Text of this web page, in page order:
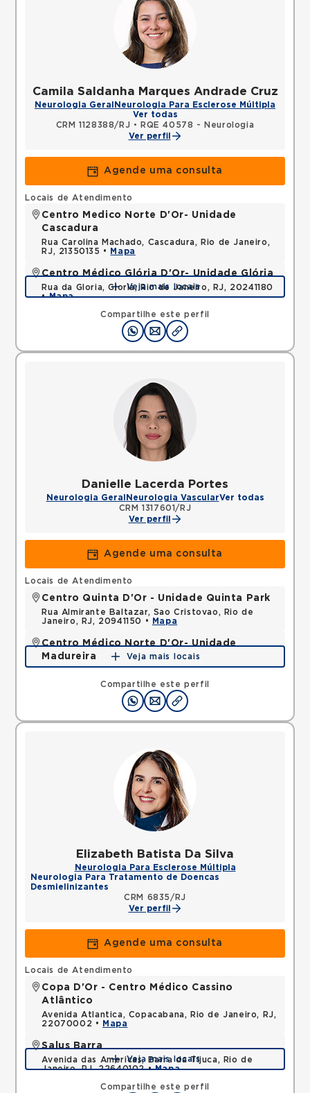
Camila Saldanha Marques Andrade Cruz
Neurologia Geral Neurologia Para Esclerose Múltipla
Ver todas
CRM 1128388/RJ •
RQE 40578 - Neurologia
Ver perfil
Agende uma consulta
Compartilhe este perfil
Locais de Atendimento
Centro Medico Norte D'Or- Unidade
Cascadura
Rua Carolina Machado, Cascadura, Rio de Janeiro,
RJ, 21350135 •
Mapa
Centro Médico Glória D'Or- Unidade Glória
Rua da Gloria, Gloria, Rio de Janeiro, RJ, 20241180
•Mapa
Veja mais locais
Danielle Lacerda Portes
Neurologia Geral Neurologia VascularVer todas
CRM 1317601/RJ
Ver perfil
Agende uma consulta
Compartilhe este perfil
Locais de Atendimento
Centro Quinta D'Or - Unidade Quinta Park
Rua Almirante Baltazar, Sao Cristovao, Rio de
Janeiro, RJ, 20941150 •
Mapa
Centro Médico Norte D'Or- Unidade
Madureira
Rua Soares Caldeira, Madureira, Rio de Janeiro, RJ,
Mapa
Veja mais locais
Elizabeth Batista Da Silva
Neurologia Para Esclerose Múltipla
Neurologia Para Tratamento de Doencas
Desmielinizantes
CRM 6835/RJ
Ver perfil
Agende uma consulta
Compartilhe este perfil
Locais de Atendimento
Copa D'Or - Centro Médico Cassino
Atlântico
Avenida Atlantica, Copacabana, Rio de Janeiro, RJ,
22070002 •
Mapa
Salus Barra
Avenida das Americas, Barra da Tijuca, Rio de
Janeiro, RJ, 22640102 •Mapa
Veja mais locais